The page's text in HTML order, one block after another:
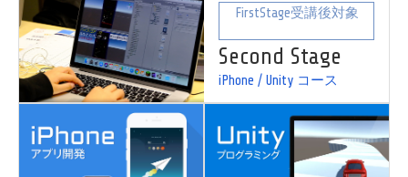
FirstStage受講後対象
iPhone / Unity コース
Second Stage